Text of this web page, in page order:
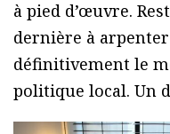
à pied d’œuvre.
dernière à
définitivement le
politique local. Un